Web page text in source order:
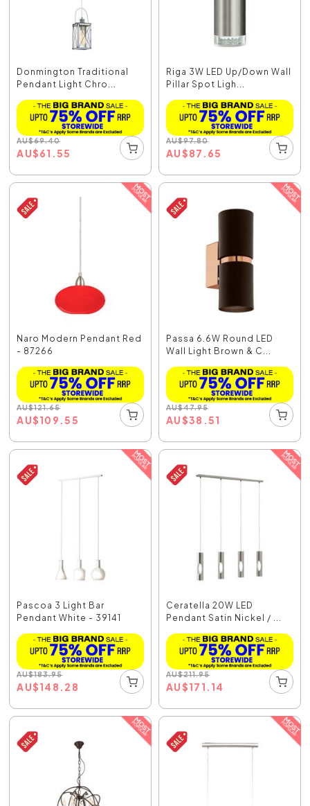
Donmington Traditional
Pendant Light Chro...
AU$69.40
AU$61.55
Riga 3W LED Up/Down Wall
Pillar Spot Ligh...
AU$97.80
AU$87.65
Naro Modern Pendant Red
- 87266
AU$121.65
AU$109.55
Passa 6.6W Round LED
Wall Light Brown & C...
AU$47.95
AU$38.51
Pascoa 3 Light Bar
Pendant White - 39141
AU$183.95
AU$148.28
Ceratella 20W LED
Pendant Satin Nickel / ...
AU$211.95
AU$171.14